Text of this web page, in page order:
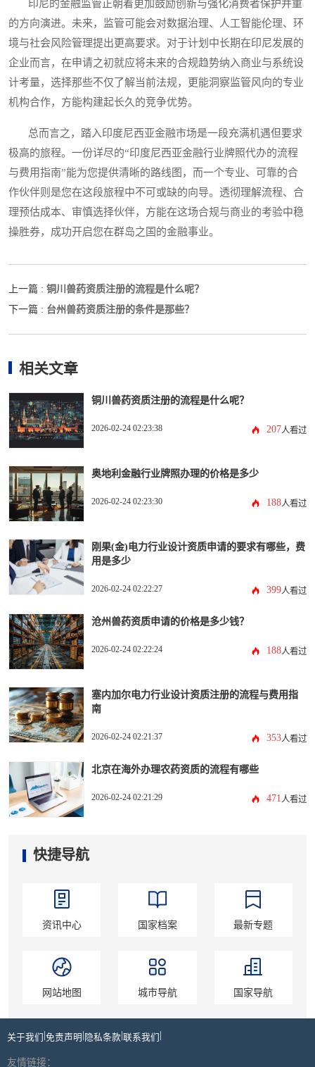
印尼的金融监管正朝着更加鼓励创新与强化消费者保护并重
的方向演进。未来，监管可能会对数据治理、人工智能伦理、环
境与社会风险管理提出更高要求。对于计划中长期在印尼发展的
企业而言，在申请之初就应将未来的合规趋势纳入商业与系统设
计考量，选择那些不仅了解当前法规，更能洞察监管风向的专业
机构合作，方能构建起长久的竞争优势。
总而言之，踏入印度尼西亚金融市场是一段充满机遇但要求
极高的旅程。一份详尽的“印度尼西亚金融行业牌照代办的流程
与费用指南”能为您提供清晰的路线图，而一个专业、可靠的合
作伙伴则是您在这段旅程中不可或缺的向导。透彻理解流程、合
理预估成本、审慎选择伙伴，方能在这场合规与商业的考验中稳
操胜券，成功开启您在群岛之国的金融事业。
上一篇 : 铜川兽药资质注册的流程是什么呢？
下一篇 : 台州兽药资质注册的条件是那些？
相关文章
铜川兽药资质注册的流程是什么呢？
2026-02-24 02:23:38 207人看过
奥地利金融行业牌照办理的价格是多少
2026-02-24 02:23:30 188人看过
刚果(金)电力行业设计资质申请的要求有哪些，费
用是多少
2026-02-24 02:22:27 399人看过
沧州兽药资质申请的价格是多少钱？
2026-02-24 02:22:24 188人看过
塞内加尔电力行业设计资质注册的流程与费用指
南
2026-02-24 02:21:37 353人看过
北京在海外办理农药资质的流程有哪些
2026-02-24 02:21:29 471人看过
快捷导航
资讯中心 国家档案 最新专题
网站地图 城市导航 国家导航
关于我们 免责声明 隐私条款 联系我们
友情链接：